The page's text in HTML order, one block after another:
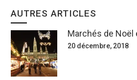
AUTRES ARTICLES
Marchés de Noël
20 décembre, 2018